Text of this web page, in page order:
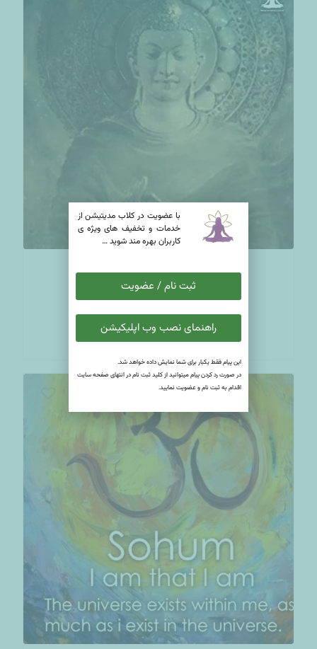
44,000 تومان
انتخاب
با عضويت در کلاب مدیتیشن از
خدمات و تخفيف های ويژه ى
كاربران بهره مند شوید …
ثبت نام / عضویت
راهنمای نصب وب اپلیکیشن
این پیام فقط یکبار برای شما نمایش داده خواهد شد.
در صورت رد کردن پیام میتوانید از کلید ثبت نام در انتهای صفحه سایت
اقدام به ثبت نام و عضویت نمایید.